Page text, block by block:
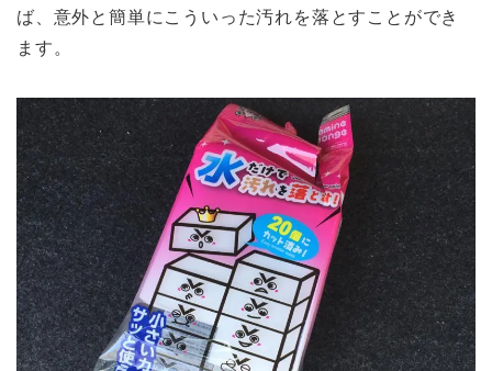
ば、意外と簡単にこういった汚れを落とすことができ
ます。